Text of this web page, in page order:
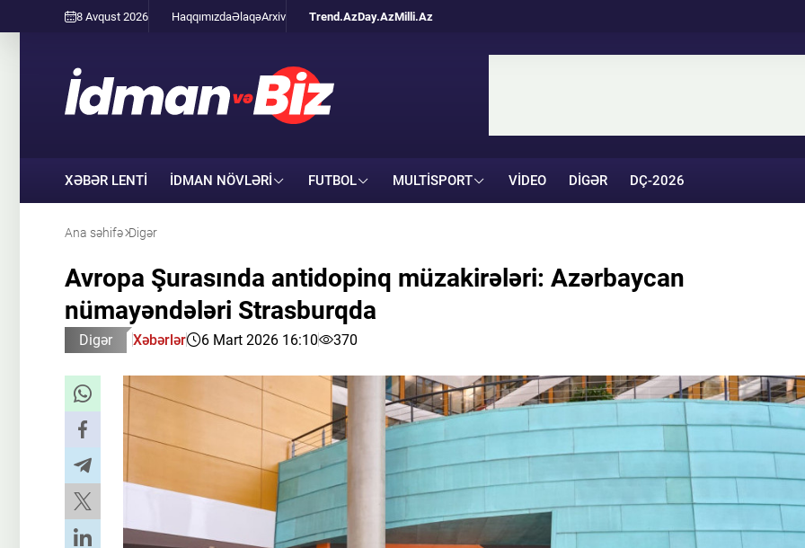
8 Avqust 2026 HaqqımızdaƏlaqəArxiv Trend.AzDay.AzMilli.Az
XƏBƏR LENTİ İDMAN NÖVLƏRI FUTBOL MULTISPORT VIDEO DIGƏR DÇ-2026
Ana səhifə Digər
Avropa Şurasında antidopinq müzakirələri: Azərbaycan
nümayəndələri Strasburqda
Digər Xəbərlər 6 Mart 2026 16:10 370